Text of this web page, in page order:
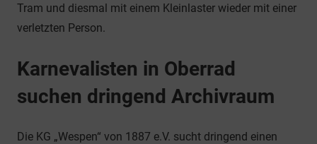
Tram und diesmal mit einem Kleinlaster wieder mit einer
verletzten Person.
Karnevalisten in Oberrad
suchen dringend Archivraum
Die KG „Wespen“ von 1887 e.V. sucht dringend einen